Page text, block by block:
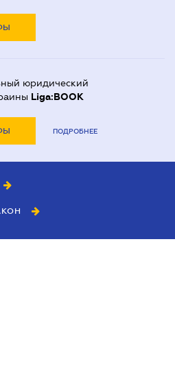
юридический
Liga:BOOK
ПОДРОБНЕЕ